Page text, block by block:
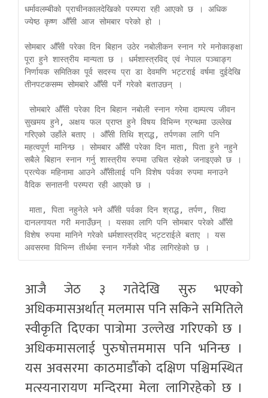
धर्मावलम्बीको प्राचीनकालदेखिको परम्परा रही आएको छ । अधिक
ज्येष्ठ कृष्ण औँसी आज सोमबार परेको हो ।
सोमबार औँसी परेका दिन बिहान उठेर नबोलीकन स्नान गरे मनोकाङ्क्षा
पूरा हुने शास्त्रीय मान्यता छ । धर्मशास्त्रविद् एवं नेपाल पञ्चाङ्ग
निर्णायक समितिका पूर्व सदस्य प्रा डा देवमणि भट्टराई वर्षमा दुईदेखि
तीनपटकसम्म सोमबारे औँसी पर्ने गरेको बताउछन् ।
सुखमय हुने, अक्षय फल प्राप्त हुने विषय विभिन्न ग्रन्थमा उल्लेख
गरिएको उहाँले बताए । औँसी तिथि श्राद्ध, तर्पणका लागि पनि
महत्वपूर्ण मानिन्छ । सोमबार औँसी परेका दिन माता, पिता हुने नहुने
सबैले बिहान स्नान गर्नु शास्त्रीय रुपमा उचित रहेको जनाइएको छ ।
प्रत्येक महिनामा आउने औँसीलाई पनि विशेष पर्वका रुपमा मनाउने
वैदिक सनातनी परम्परा रही आएको छ ।
दानलगायत गरी मनाउँछन् । यसका लागि पनि सोमबार परेको औँसी
विशेष रुपमा मानिने गरेको धर्मशास्त्रविद् भट्टराईले बताए । यस
अवसरमा विभिन्न तीर्थमा स्नान गर्नेको भीड लागिरहेको छ ।
आजै जेठ ३ गतेदेखि सुरु भएको
अधिकमासअर्थात् मलमास पनि सकिने समितिले
स्वीकृति दिएका पात्रोमा उल्लेख गरिएको छ ।
अधिकमासलाई पुरुषोत्तममास पनि भनिन्छ ।
यस अवसरमा काठमाडौँको दक्षिण पश्चिमस्थित
मत्स्यनारायण मन्दिरमा मेला लागिरहेको छ ।